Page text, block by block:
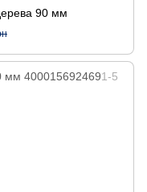
90 мм